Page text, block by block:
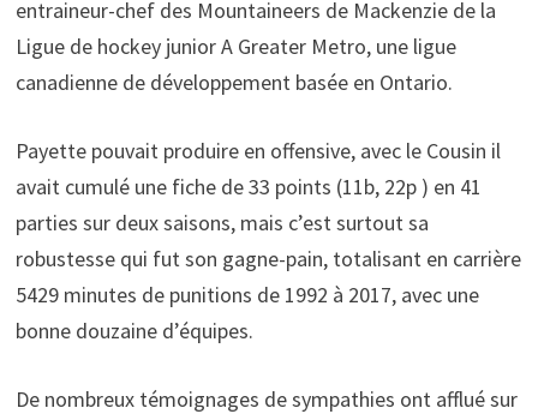
entraineur-chef des Mountaineers de Mackenzie de la
Ligue de hockey junior A Greater Metro, une ligue
canadienne de développement basée en Ontario.
Payette pouvait produire en offensive, avec le Cousin il
avait cumulé une fiche de 33 points (11b, 22p ) en 41
parties sur deux saisons, mais c’est surtout sa
robustesse qui fut son gagne-pain, totalisant en carrière
5429 minutes de punitions de 1992 à 2017, avec une
bonne douzaine d’équipes.
De nombreux témoignages de sympathies ont afflué sur